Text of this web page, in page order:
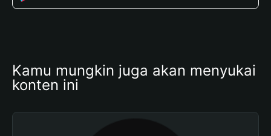
Kamu mungkin juga akan menyukai
konten ini